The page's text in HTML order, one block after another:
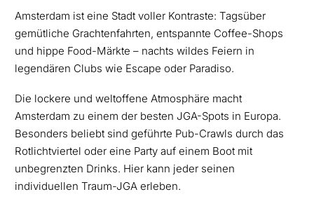
Amsterdam ist eine Stadt voller Kontraste: Tagsüber
gemütliche Grachtenfahrten, entspannte Coffee-Shops
und hippe Food-Märkte – nachts wildes Feiern in
legendären Clubs wie Escape oder Paradiso.
Die lockere und weltoffene Atmosphäre macht
Amsterdam zu einem der besten JGA-Spots in Europa.
Besonders beliebt sind geführte Pub-Crawls durch das
Rotlichtviertel oder eine Party auf einem Boot mit
unbegrenzten Drinks. Hier kann jeder seinen
individuellen Traum-JGA erleben.